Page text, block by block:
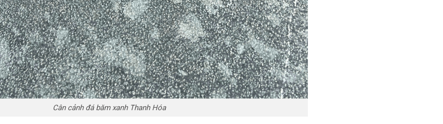
Cân cảnh đá băm xanh Thanh Hóa